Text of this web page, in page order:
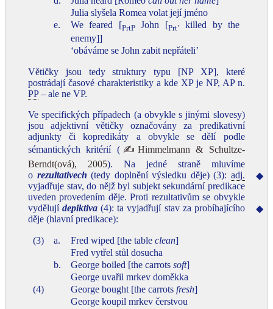
Julia slyšela Romea volat její jméno
e.
We feared [PrtPJohn [Prt’
killed by the
enemy]]
‘obáváme se John zabit nepřáteli’
Větičky jsou tedy struktury typu [NP XP], které
postrádají časové charakteristiky a kde XP je NP, AP n.
PP– ale ne VP.
Ve specifických případech (a obvykle s jinými slovesy)
jsou adjektivní větičky označovány za predikativní
adjunkty či kopredikáty a obvykle se dělí podle
sémantických kritérií (✍Himmelmann & Schultze-
Berndt(ová), 2005). Na jedné straně mluvíme
o rezultativech (tedy doplnění výsledku děje) (3): adj.
vyjadřuje stav, do nějž byl subjekt sekundární predikace
uveden provedením děje. Proti rezultativům se obvykle
vydělujídepiktiva (4): ta vyjadřují stav za probíhajícího
děje (hlavní predikace):
(3) a. Fred wiped [the table clean]
Fred vytřel stůl dosucha
b.
George boiled [the carrots soft]
George uvařil mrkev doměkka
(4)
George bought [the carrots fresh]
George koupil mrkev čerstvou
◆
◆